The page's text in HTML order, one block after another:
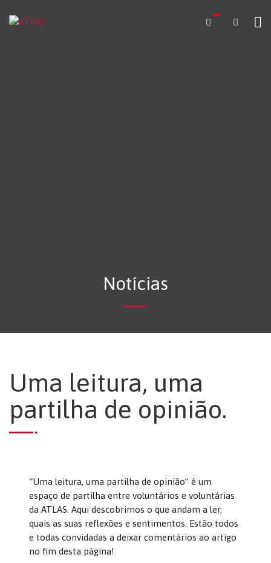
Notícias
Uma leitura, uma
partilha de opinião.
“Uma leitura, uma partilha de opinião” é um
espaço de partilha entre voluntários e voluntárias
da ATLAS. Aqui descobrimos o que andam a ler,
quais as suas reflexões e sentimentos. Estão todos
e todas convidadas a deixar comentários ao artigo
no fim desta página!